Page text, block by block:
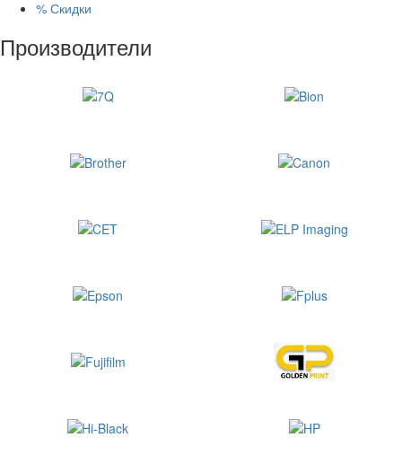
% Скидки
Производители